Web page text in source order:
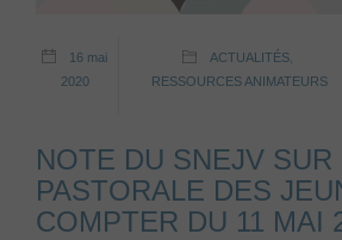
16 mai
2020
ACTUALITÉS,
RESSOURCES ANIMATEURS
NOTE DU SNEJV SUR
PASTORALE DES
COMPTER DU 11 MAI